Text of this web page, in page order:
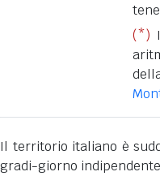
(*)
Il territorio italiano è
gradi-giorno